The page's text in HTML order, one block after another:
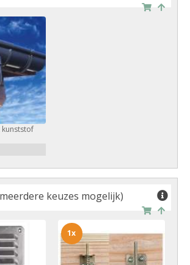
keuzes mogelijk)
1x